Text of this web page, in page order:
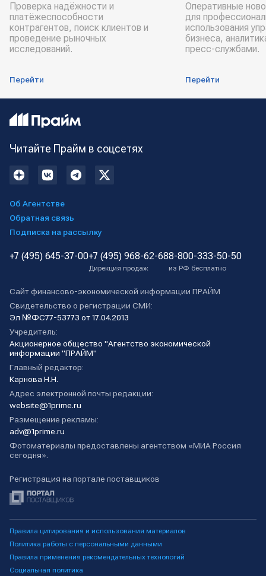
Проверка надёжности и
платёжеспособности
контрагентов, поиск клиентов и
проведение рыночных
исследований.
Перейти
Оперативные
для
использования
бизнеса,
пресс-службами.
Перейти
Читайте Прайм в соцсетях
Об Агентстве
Обратная связь
Подписка на рассылку
+7 (495) 645-37-00+7 (495) 968-62-68
Дирекция продаж
8-800-333-50-50
из РФ бесплатно
Сайт финансово-экономической информации ПРАЙМ
Свидетельство о регистрации СМИ:
Эл №ФС77-53773 от 17.04.2013
Учредитель:
Акционерное общество "Агентство экономической
информации "ПРАЙМ"
Главный редактор:
Карнова Н.Н.
Адрес электронной почты редакции:
website@1prime.ru
Размещение рекламы:
adv@1prime.ru
Фотоматериалы предоставлены агентством «МИА Россия
сегодня».
Регистрация на портале поставщиков
Правила цитирования и использования материалов
Политика работы с персональными данными
Правила применения рекомендательных технологий
Социальная политика